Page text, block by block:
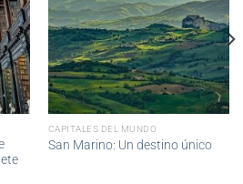
CAPITALES DEL MUNDO
San Marino: Un destino único